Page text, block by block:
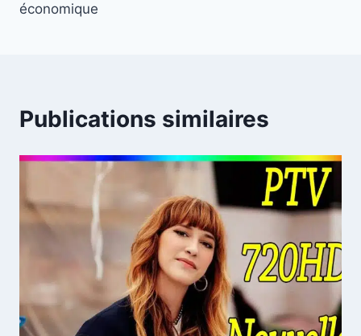
économique
Publications similaires